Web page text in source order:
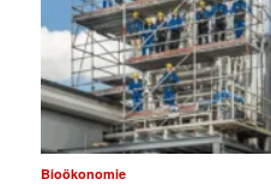
Bioökonomie